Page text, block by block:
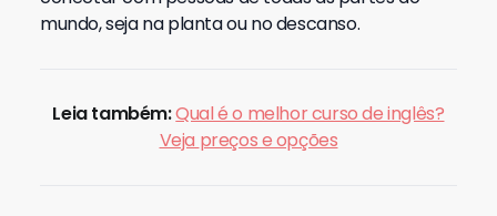
mundo, seja na planta ou no descanso.
Leia também:Qual é o melhor curso de inglês?
Veja preços e opções